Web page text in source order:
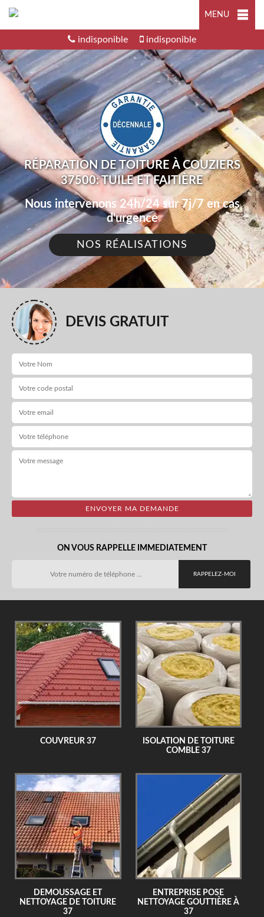
MENU
indisponible indisponible
RÉPARATION DE TOITURE À COUZIERS
37500: TUILE ET FAITIÈRE
Nous intervenons 24h/24 sur 7j/7 en cas
d'urgence
NOS RÉALISATIONS
DEVIS GRATUIT
ON VOUS RAPPELLE IMMEDIATEMENT
COUVREUR 37
ISOLATION DE TOITURE
COMBLE 37
DEMOUSSAGE ET
NETTOYAGE DE TOITURE
37
ENTREPRISE POSE
NETTOYAGE GOUTTIÈRE À
37